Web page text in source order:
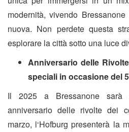
modernità, vivendo
nuova. Non perdete questa
esplorare la città sotto una luce
Anniversario delle
speciali in occasione del
Il 2025 a Bressanone sarà
anniversario delle rivolte dei
marzo, l‘Hofburg presenterà la